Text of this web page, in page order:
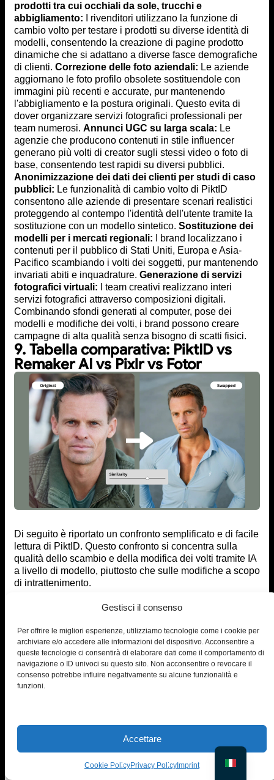
Gestisci il consenso
Per offrire le migliori esperienze, utilizziamo tecnologie come i cookie per
archiviare e/o accedere alle informazioni del dispositivo. Acconsentire a
queste tecnologie ci consentirà di elaborare dati come il comportamento di
navigazione o ID univoci su questo sito. Non acconsentire o revocare il
consenso potrebbe influire negativamente su alcune funzionalità e
funzioni.
Accettare
Cookie PolicyPrivacy Policy Imprint
prodotti tra cui occhiali da sole, trucchi e
abbigliamento: I rivenditori utilizzano la funzione di
cambio volto per testare i prodotti su diverse identità di
modelli, consentendo la creazione di pagine prodotto
dinamiche che si adattano a diverse fasce demografiche
di clienti. Correzione delle foto aziendali: Le aziende
aggiornano le foto profilo obsolete sostituendole con
immagini più recenti e accurate, pur mantenendo
l'abbigliamento e la postura originali. Questo evita di
dover organizzare servizi fotografici professionali per
team numerosi. Annunci UGC su larga scala: Le
agenzie che producono contenuti in stile influencer
generano più volti di creator sugli stessi video o foto di
base, consentendo test rapidi su diversi pubblici.
Anonimizzazione dei dati dei clienti per studi di caso
pubblici: Le funzionalità di cambio volto di PiktID
consentono alle aziende di presentare scenari realistici
proteggendo al contempo l'identità dell'utente tramite la
sostituzione con un modello sintetico. Sostituzione dei
modelli per i mercati regionali: I brand localizzano i
contenuti per il pubblico di Stati Uniti, Europa e Asia-
Pacifico scambiando i volti dei soggetti, pur mantenendo
invariati abiti e inquadrature. Generazione di servizi
fotografici virtuali: I team creativi realizzano interi
servizi fotografici attraverso composizioni digitali.
Combinando sfondi generati al computer, pose dei
modelli e modifiche dei volti, i brand possono creare
campagne di alta qualità senza bisogno di scatti fisici.
9. Tabella comparativa: PiktID vs
Remaker AI vs Pixlr vs Fotor
Di seguito è riportato un confronto semplificato e di facile
lettura di PiktID. Questo confronto si concentra sulla
qualità dello scambio e della modifica dei volti tramite IA
a livello di modello, piuttosto che sulle modifiche a scopo
di intrattenimento.
PiktID
AI
Mantenimento
dell'illuminazione
⭐⭐⭐⭐⭐ ⭐⭐ ⭐⭐
⭐⭐⭐
Controllo
dell'espressione
SÌ NO NO
NO
Basso
4K+ Limitato Limitato Limitato